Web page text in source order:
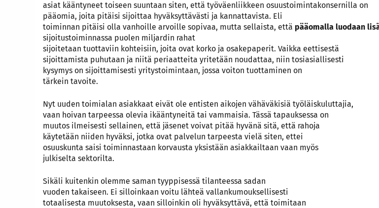
asiat kääntyneet toiseen suuntaan siten, että työväenliikkeen osuustoimintakonsernilla on
pääomia, joita pitäisi sijoittaa hyväksyttävästi ja kannattavista. Eli
toiminnan pitäisi olla vanhoille arvoille sopivaa, mutta sellaista, että pääomalla luodaan
sijoitustoiminnassa puolen miljardin rahat
sijoitetaan tuottaviin kohteisiin, joita ovat korko ja osakepaperit. Vaikka eettisestä
sijoittamista puhutaan ja niitä periaatteita yritetään noudattaa, niin tosiasiallisesti
kysymys on sijoittamisesti yritystoimintaan, jossa voiton tuottaminen on
tärkein tavoite.
Nyt uuden toimialan asiakkaat eivät ole entisten aikojen vähäväkisiä työläiskuluttajia,
vaan hoivan tarpeessa olevia ikääntyneitä tai vammaisia. Tässä tapauksessa on
muutos ilmeisesti sellainen, että jäsenet voivat pitää hyvänä sitä, että rahoja
käytetään niiden hyväksi, jotka ovat palvelun tarpeesta vielä siten, ettei
osuuskunta saisi toiminnastaan korvausta yksistään asiakkailtaan vaan myös
julkiselta sektorilta.
Sikäli kuitenkin olemme saman tyyppisessä tilanteessa sadan
vuoden takaiseen. Ei silloinkaan voitu lähteä vallankumouksellisesti
totaalisesta muutoksesta, vaan silloinkin oli hyväksyttävä, että toimitaan